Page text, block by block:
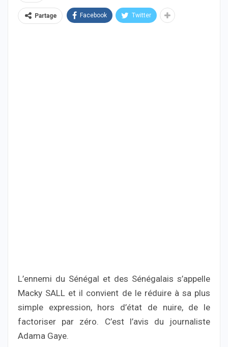
Partage Facebook Twitter
L’ennemi du Sénégal et des Sénégalais s’appelle
Macky SALL et il convient de le réduire à sa plus
simple expression, hors d’état de nuire, de le
factoriser par zéro. C’est l’avis du journaliste
Adama Gaye.